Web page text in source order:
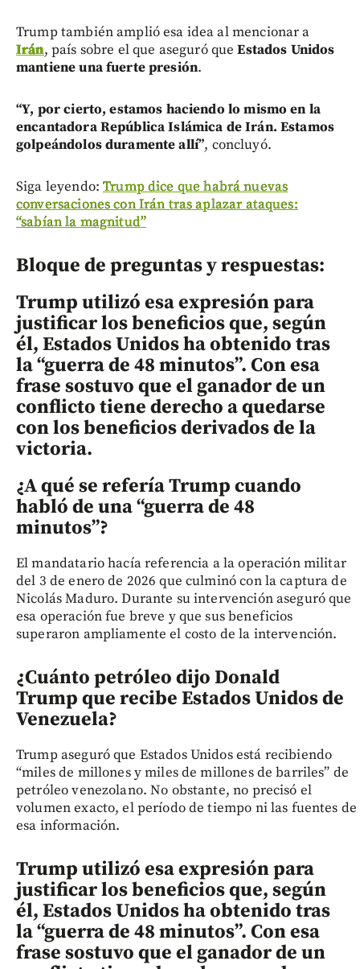
Trump también amplió esa idea al mencionar a
Irán, país sobre el que aseguró queEstados Unidos
mantiene una fuerte presión.
“Y, por cierto, estamos haciendo lo mismo en la
encantadora República Islámica de Irán. Estamos
golpeándolos duramente allí”, concluyó.
Siga leyendo:Trump dice que habrá nuevas
conversaciones con Irán tras aplazar ataques:
“sabían la magnitud”
Bloque de preguntas y respuestas:
Trump utilizó esa expresión para
justificar los beneficios que, según
él, Estados Unidos ha obtenido tras
la “guerra de 48 minutos”. Con esa
frase sostuvo que el ganador de un
conflicto tiene derecho a quedarse
con los beneficios derivados de la
victoria.
¿A qué se refería Trump cuando
habló de una “guerra de 48
minutos”?
El mandatario hacía referencia a la operación militar
del 3 de enero de 2026 que culminó con la captura de
Nicolás Maduro. Durante su intervención aseguró que
esa operación fue breve y que sus beneficios
superaron ampliamente el costo de la intervención.
¿Cuánto petróleo dijo Donald
Trump que recibe Estados Unidos de
Venezuela?
Trump aseguró que Estados Unidos está recibiendo
“miles de millones y miles de millones de barriles” de
petróleo venezolano. No obstante, no precisó el
volumen exacto, el período de tiempo ni las fuentes de
esa información.
Trump utilizó esa expresión para
justificar los beneficios que, según
él, Estados Unidos ha obtenido tras
la “guerra de 48 minutos”. Con esa
frase sostuvo que el ganador de un